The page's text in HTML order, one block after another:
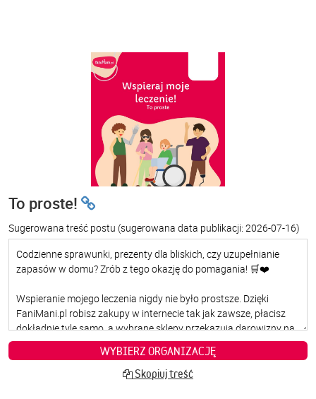
To proste!
Sugerowana treść postu (sugerowana data publikacji: 2026-07-16)
WYBIERZ ORGANIZACJĘ
Skopiuj treść